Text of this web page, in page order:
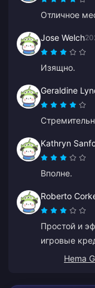
Отличное
Jose Welch
Изящно.
Geraldine
Kathryn
Вполне.
Roberto
Простой и
игровые
Hema